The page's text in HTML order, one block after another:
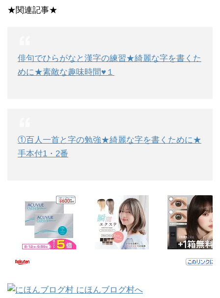
★関連記事★
俳句でひらがなと漢字の練習★綺麗な字を書くた
めに★素敵な趣味時間♥１
①百人一首と字の勉強★綺麗な字を書くために★
手本付1・2番